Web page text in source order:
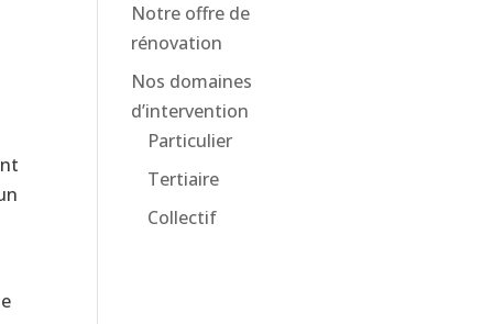
Notre offre de
rénovation
Nos domaines
d’intervention
Particulier
Tertiaire
Collectif